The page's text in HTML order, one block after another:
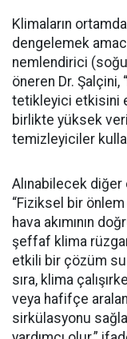
Klimaların
dengelemek
nemlendirici
öneren Dr.
tetikleyici etkisini
birlikte yüksek
temizleyiciler
Alınabilecek
“Fiziksel bir önlem
hava akımının
şeffaf klima
etkili bir çözüm
sıra, klima
veya hafifçe
sirkülasyonu